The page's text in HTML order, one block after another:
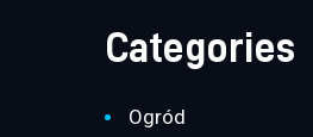
Categories
Ogród